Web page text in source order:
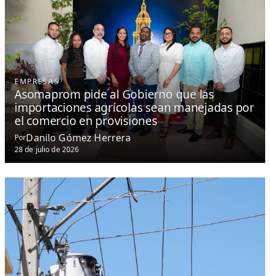
EMPRESAS
Asomaprom pide al Gobierno que las
importaciones agrícolas sean manejadas por
el comercio en provisiones
PorDanilo Gómez Herrera
28 de julio de 2026